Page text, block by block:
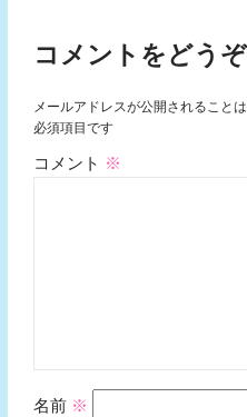
コメントをどうぞ
メールアドレスが公開されることは
必須項目です
コメント ※
名前 ※